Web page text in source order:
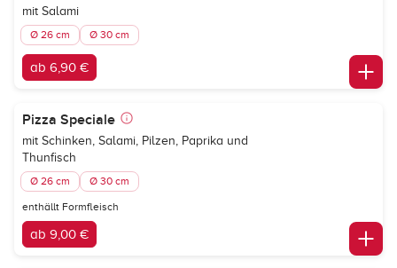
mit Salami
Ø 26 cm Ø 30 cm
ab 6,90 €
Pizza Speciale
mit Schinken, Salami, Pilzen, Paprika und
Thunfisch
Ø 26 cm Ø 30 cm
enthällt Formfleisch
ab 9,00 €